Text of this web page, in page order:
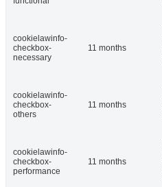
cookielawinfo-
checkbox-
necessary
11 months
cookielawinfo-
checkbox-
others
11 months
cookielawinfo-
checkbox-
performance
11 months